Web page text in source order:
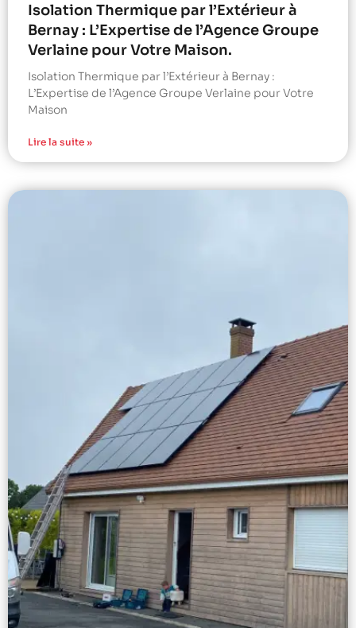
Isolation Thermique par l’Extérieur à
Bernay : L’Expertise de l’Agence Groupe
Verlaine pour Votre Maison.
Isolation Thermique par l’Extérieur à Bernay :
L’Expertise de l’Agence Groupe Verlaine pour Votre
Maison
Lire la suite »